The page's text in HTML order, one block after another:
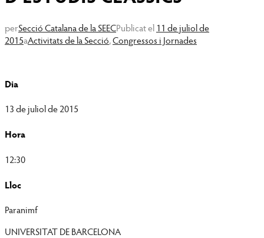
perSecció Catalana de la SEECPublicat el 11 de juliol de
2015aActivitats de la Secció,Congressos i Jornades
Dia
13 de juliol de 2015
Hora
12:30
Lloc
Paranimf
UNIVERSITAT DE BARCELONA